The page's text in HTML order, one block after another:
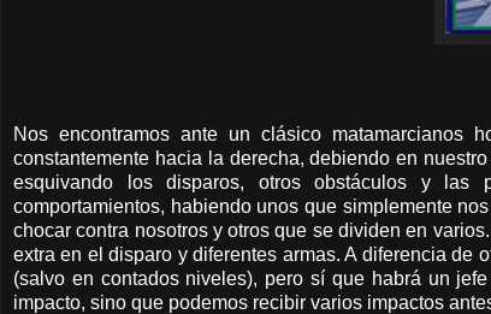
Nos encontramos ante un clásico matamarcianos
constantemente hacia la derecha, debiendo en
esquivando los disparos, otros obstáculos y las
comportamientos, habiendo unos que simplemente
chocar contra nosotros y otros que se dividen en
extra en el disparo y diferentes armas. A diferencia de
(salvo en contados niveles), pero sí que habrá un
impacto, sino que podemos recibir varios impactos